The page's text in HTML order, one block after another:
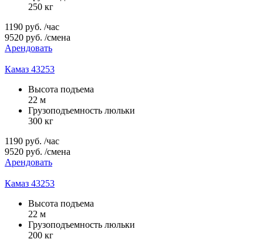
250 кг
1190 руб. /час
9520 руб. /смена
Арендовать
Камаз 43253
Высота подъема
22 м
Грузоподъемность люльки
300 кг
1190 руб. /час
9520 руб. /смена
Арендовать
Камаз 43253
Высота подъема
22 м
Грузоподъемность люльки
200 кг